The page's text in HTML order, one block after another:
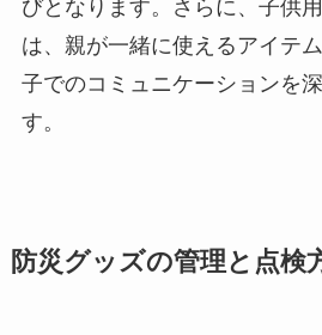
びとなります。さらに、子供
は、親が一緒に使えるアイテ
子でのコミュニケーションを
す。
防災グッズの管理と点検